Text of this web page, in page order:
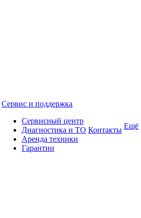
Сервис и поддержка
Сервисный центр
Диагностика и ТО
Аренда техники
Гарантии
Контакты Ещё